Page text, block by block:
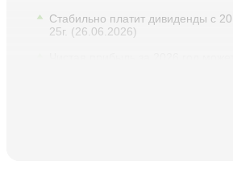
Стабильно платит дивиденды с
25г. (26.06.2026)